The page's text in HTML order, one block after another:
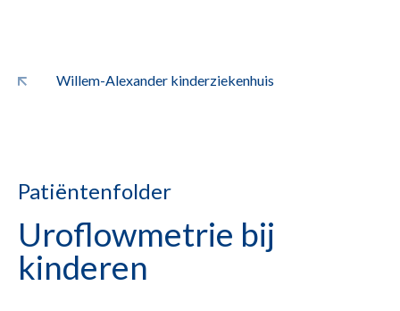
Willem-Alexander kinderziekenhuis
Patiëntenfolder
Uroflowmetrie bij
kinderen